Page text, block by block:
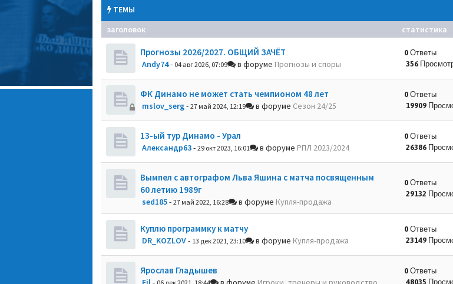
ТЕМЫ
заголовок
статистика
Прогнозы 2026/2027. ОБЩИЙ ЗАЧЁТ
Andy74- 04 авг 2026, 07:09 в форуме Прогнозы и споры
0 Ответы
356
ФК Динамо не может стать чемпионом 48 лет
mslov_serg- 27 май 2024, 12:19 в форуме Сезон 24/25
0 Ответы
19909
13-ый тур Динамо - Урал
Александр63- 29 окт 2023, 16:01 в форуме РПЛ 2023/2024
0 Ответы
26386
Вымпел с автографом Льва Яшина с матча посвященным
60 летию 1989г
sed185- 27 май 2022, 16:28 в форуме Купля-продажа
0 Ответы
29132
Куплю программку к матчу
DR_KOZLOV- 13 дек 2021, 23:10 в форуме Купля-продажа
0 Ответы
23149
Ярослав Гладышев
0 Ответы
48035